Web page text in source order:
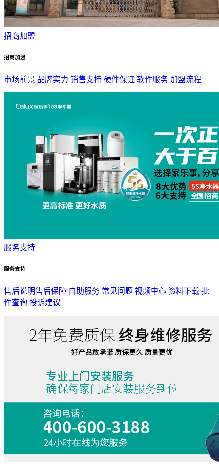
招商加盟
招商加盟
市场前景 品牌实力 销售支持 硬件保证 软件服务 加盟流程
服务支持
服务支持
售后说明售后保障 自助服务 常见问题 视频中心 资料下载 批
件查询 投诉建议